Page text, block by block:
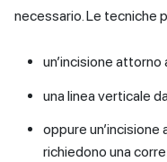
necessario. Le tecniche
un’incisione attorno
una linea verticale
oppure un’incisione
richiedono una